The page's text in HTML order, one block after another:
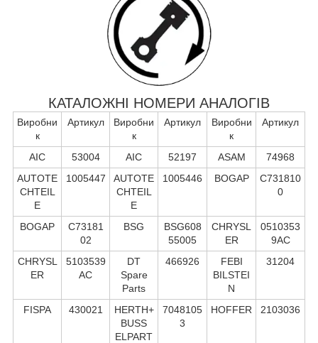
КАТАЛОЖНІ НОМЕРИ АНАЛОГІВ
Виробни
к
Артикул
Виробни
к
Артикул
Виробни
к
Артикул
AIC 53004 AIC 52197 ASAM
74968
AUTOTE
CHTEIL
E
1005447
AUTOTE
CHTEIL
E
1005446 BOGAP
C731810
0
BOGAP
C73181
02
BSG
BSG608
55005
CHRYSL
ER
0510353
9AC
CHRYSL
ER
5103539
AC
DT
Spare
Parts
466926
FEBI
BILSTEI
N
31204
FISPA 430021
HERTH+
BUSS
ELPART
7048105
3
HOFFER 2103036